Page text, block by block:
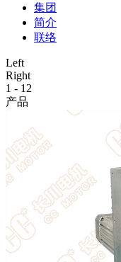
集团
简介
联络
Left
Right
1 - 12
产品